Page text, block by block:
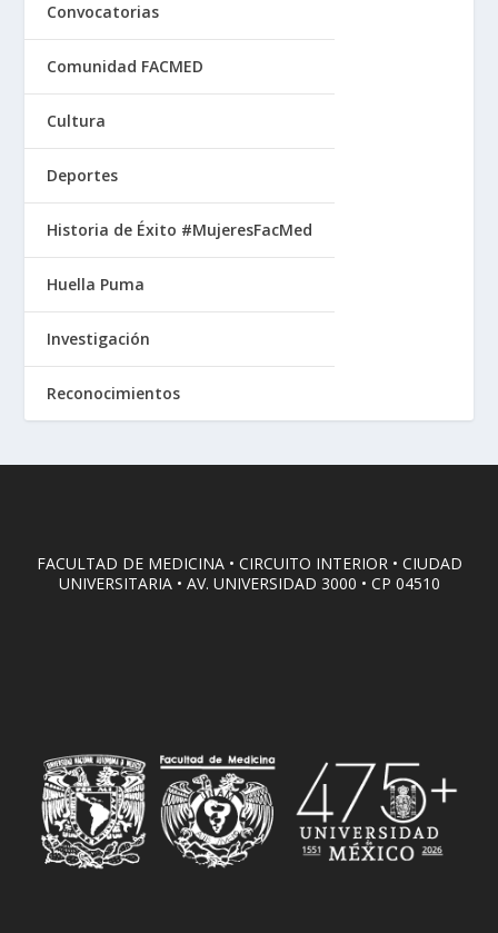
Convocatorias
Comunidad FACMED
Cultura
Deportes
Historia de Éxito #MujeresFacMed
Huella Puma
Investigación
Reconocimientos
FACULTAD DE MEDICINA • CIRCUITO INTERIOR • CIUDAD
UNIVERSITARIA • AV. UNIVERSIDAD 3000 • CP 04510